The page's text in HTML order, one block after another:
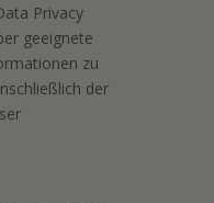
Privacy
geeignete
zu
der